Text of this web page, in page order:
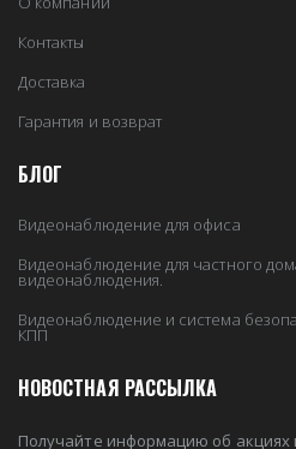
Контакты
Доставка
Гарантия и возврат
БЛОГ
Видеонаблюдение для офиса
Видеонаблюдение для частного
видеонаблюдения.
Видеонаблюдение и система
КПП
НОВОСТНАЯ РАССЫЛКА
Получайте информацию об акциях